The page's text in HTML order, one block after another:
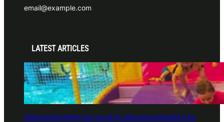
email@example.com
LATEST ARTICLES
Soluții pentru părinții care vor să își vadă copiii explorând în loc